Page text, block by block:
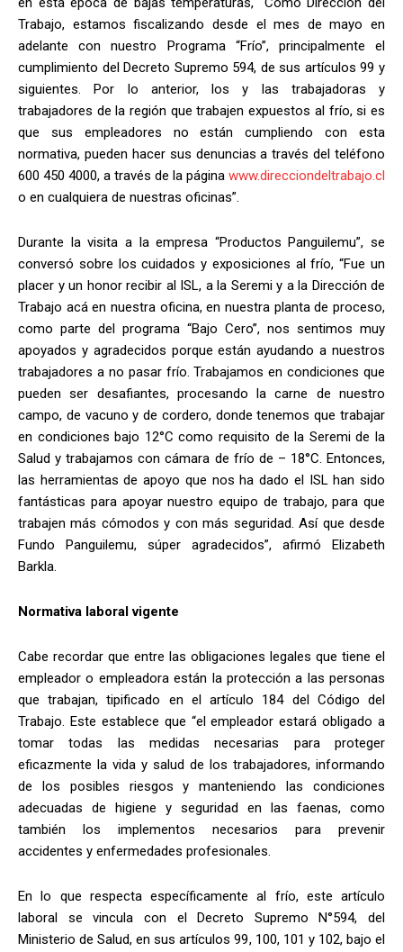
Trabajo, estamos fiscalizando desde el mes de mayo en
adelante con nuestro Programa “Frío”, principalmente el
cumplimiento del Decreto Supremo 594, de sus artículos 99 y
siguientes. Por lo anterior, los y las trabajadoras y
trabajadores de la región que trabajen expuestos al frío, si es
que sus empleadores no están cumpliendo con esta
normativa, pueden hacer sus denuncias a través del teléfono
600 450 4000, a través de la página www.direcciondeltrabajo.cl
o en cualquiera de nuestras oficinas”.
Durante la visita a la empresa “Productos Panguilemu”, se
conversó sobre los cuidados y exposiciones al frío, “Fue un
placer y un honor recibir al ISL, a la Seremi y a la Dirección de
Trabajo acá en nuestra oficina, en nuestra planta de proceso,
como parte del programa “Bajo Cero”, nos sentimos muy
apoyados y agradecidos porque están ayudando a nuestros
trabajadores a no pasar frío. Trabajamos en condiciones que
pueden ser desafiantes, procesando la carne de nuestro
campo, de vacuno y de cordero, donde tenemos que trabajar
en condiciones bajo 12°C como requisito de la Seremi de la
Salud y trabajamos con cámara de frío de – 18°C. Entonces,
las herramientas de apoyo que nos ha dado el ISL han sido
fantásticas para apoyar nuestro equipo de trabajo, para que
trabajen más cómodos y con más seguridad. Así que desde
Fundo Panguilemu, súper agradecidos”, afirmó Elizabeth
Barkla.
Normativa laboral vigente
Cabe recordar que entre las obligaciones legales que tiene el
empleador o empleadora están la protección a las personas
que trabajan, tipificado en el artículo 184 del Código del
Trabajo. Este establece que “el empleador estará obligado a
tomar todas las medidas necesarias para proteger
eficazmente la vida y salud de los trabajadores, informando
de los posibles riesgos y manteniendo las condiciones
adecuadas de higiene y seguridad en las faenas, como
también los implementos necesarios para prevenir
accidentes y enfermedades profesionales.
En lo que respecta específicamente al frío, este artículo
laboral se vincula con el Decreto Supremo N°594, del
Ministerio de Salud, en sus artículos 99, 100, 101 y 102, bajo el